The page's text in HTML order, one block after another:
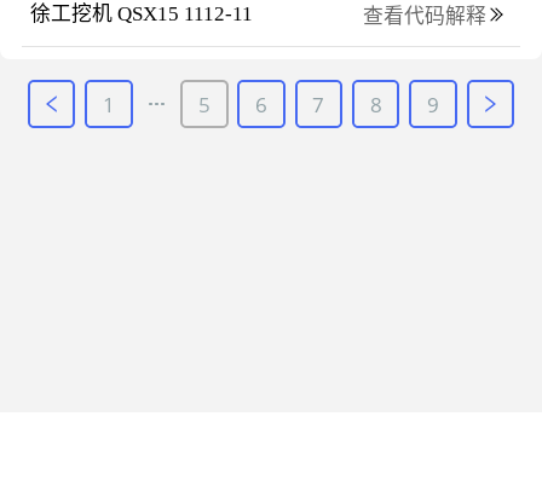
徐工挖机 QSX15 1112-11 查看代码解释
1 5 6 7 8 9